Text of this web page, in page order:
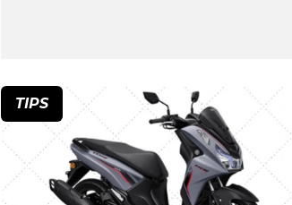
TIPS